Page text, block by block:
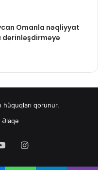
Omanla nəqliyyat
dərinləşdirməyə
qorunur.
Əlaqə
YouTubeInstagram